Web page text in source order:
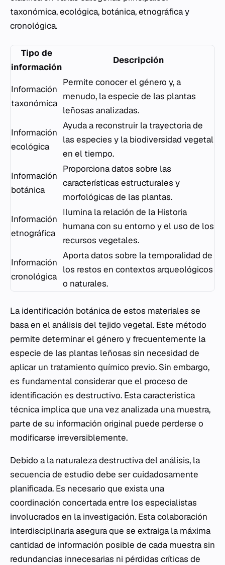
taxonómica, ecológica, botánica, etnográfica y
cronológica.
Tipo de
información
Descripción
Información
taxonómica
Permite conocer el género y, a
menudo, la especie de las plantas
leñosas analizadas.
Información
ecológica
Ayuda a reconstruir la trayectoria de
las especies y la biodiversidad vegetal
en el tiempo.
Información
botánica
Proporciona datos sobre las
características estructurales y
morfológicas de las plantas.
Información
etnográfica
Ilumina la relación de la Historia
humana con su entorno y el uso de los
recursos vegetales.
Información
cronológica
Aporta datos sobre la temporalidad de
los restos en contextos arqueológicos
o naturales.
La identificación botánica de estos materiales se
basa en el análisis del tejido vegetal. Este método
permite determinar el género y frecuentemente la
especie de las plantas leñosas sin necesidad de
aplicar un tratamiento químico previo. Sin embargo,
es fundamental considerar que el proceso de
identificación es destructivo. Esta característica
técnica implica que una vez analizada una muestra,
parte de su información original puede perderse o
modificarse irreversiblemente.
Debido a la naturaleza destructiva del análisis, la
secuencia de estudio debe ser cuidadosamente
planificada. Es necesario que exista una
coordinación concertada entre los especialistas
involucrados en la investigación. Esta colaboración
interdisciplinaria asegura que se extraiga la máxima
cantidad de información posible de cada muestra sin
redundancias innecesarias ni pérdidas críticas de